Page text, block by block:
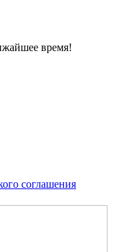
время!
соглашения